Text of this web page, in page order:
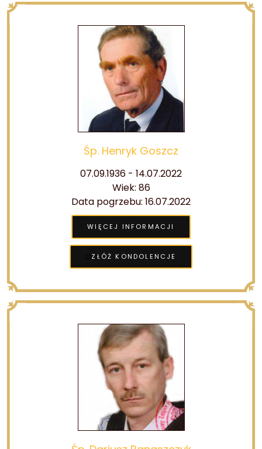
Śp. Henryk Goszcz
07.09.1936 - 14.07.2022
Wiek: 86
Data pogrzebu: 16.07.2022
WIĘCEJ INFORMACJI
ZŁÓŻ KONDOLENCJE